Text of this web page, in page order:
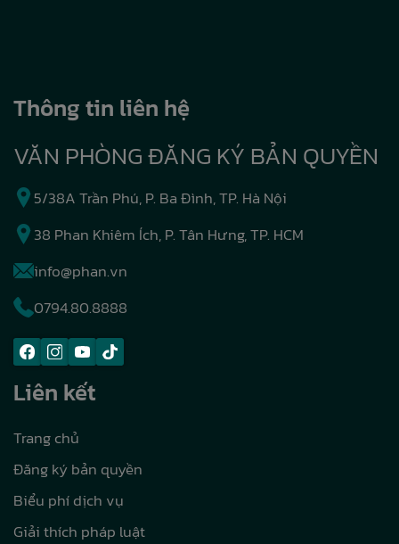
Thông tin liên hệ
VĂN PHÒNG ĐĂNG KÝ BẢN QUYỀN
5/38A Trần Phú, P. Ba Đình, TP. Hà Nội
38 Phan Khiêm Ích, P. Tân Hưng, TP. HCM
info@phan.vn
0794.80.8888
Liên kết
Trang chủ
Đăng ký bản quyền
Biểu phí dịch vụ
Giải thích pháp luật